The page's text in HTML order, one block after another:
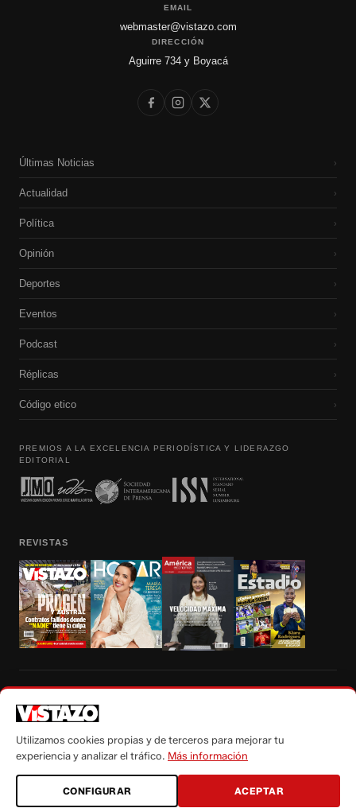
EMAIL
webmaster@vistazo.com
DIRECCIÓN
Aguirre 734 y Boyacá
Últimas Noticias ›
Actualidad ›
Política ›
Opinión ›
Deportes ›
Eventos ›
Podcast ›
Réplicas ›
Código etico ›
PREMIOS A LA EXCELENCIA PERIODÍSTICA Y LIDERAZGO
EDITORIAL
REVISTAS
autorización escrita de su titular, de todos los contenidos de Vistazo.com.
Utilizamos cookies propias y de terceros para mejorar tu
experiencia y analizar el tráfico. Más información
CONFIGURAR ACEPTAR